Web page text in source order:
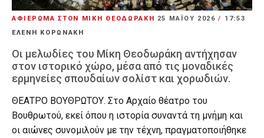
ΑΦΙΕΡΩΜΑ ΣΤΟΝ ΜΙΚΗ ΘΕΟΔΩΡΑΚΗ 25 ΜΑΪ́ΟΥ 2026/ 17:53
ΕΛΕΝΗ ΚΟΡΩΝΑΚΗ
Οι μελωδίες του Μίκη Θεοδωράκη αντήχησαν
στον ιστορικό χώρο, μέσα από τις μοναδικές
ερμηνείες σπουδαίων σολίστ και χορωδιών.
ΘΕΑΤΡΟ ΒΟΥΘΡΩΤΟΥ. Στο Αρχαίο θέατρο του
Βουθρωτού, εκεί όπου η ιστορία συναντά τη μνήμη και
οι αιώνες συνομιλούν με την τέχνη, πραγματοποιήθηκε